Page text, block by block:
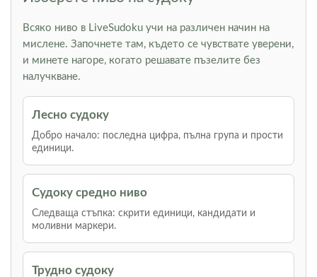
Всяко ниво в LiveSudoku учи на различен начин на
мислене. Започнете там, където се чувствате уверени,
и минете нагоре, когато решавате пъзелите без
налучкване.
Лесно судоку
Добро начало: последна цифра, пълна група и прости
единици.
Судоку средно ниво
Следваща стъпка: скрити единици, кандидати и
моливни маркери.
Трудно судоку